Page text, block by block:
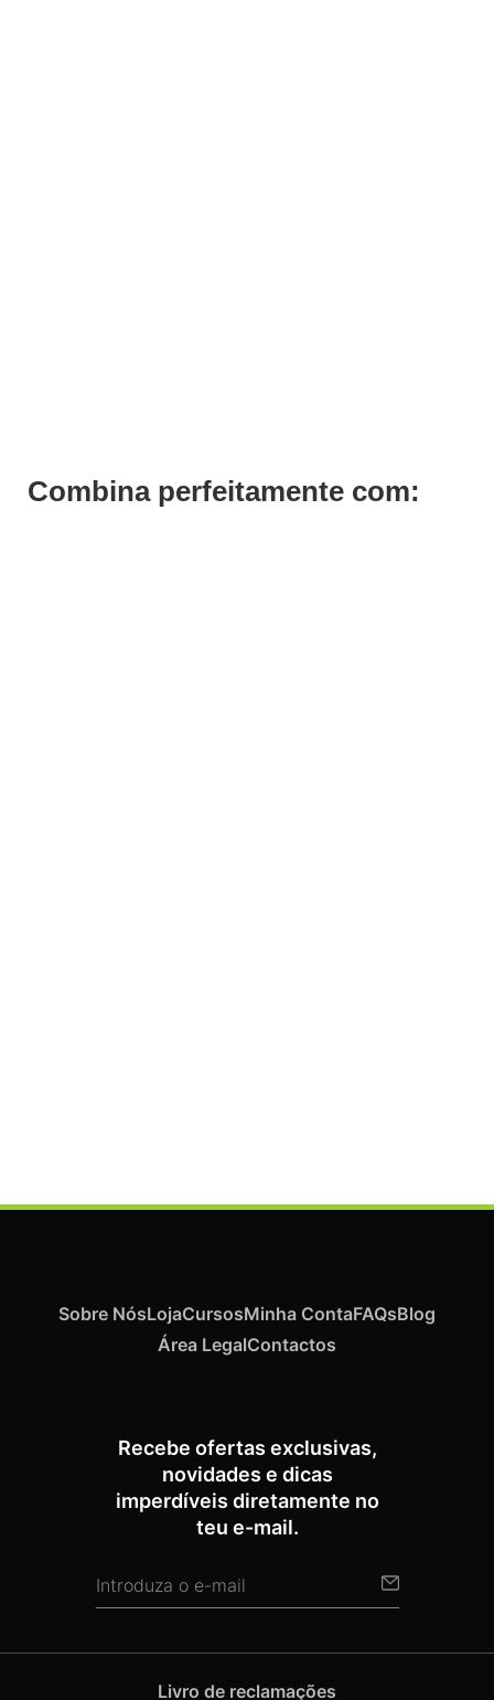
Combina perfeitamente com:
Recebe ofertas exclusivas,
novidades e dicas
imperdíveis diretamente no
teu e-mail.
Sobre NósLojaCursosMinha ContaFAQsBlog
Área LegalContactos
Livro de reclamações